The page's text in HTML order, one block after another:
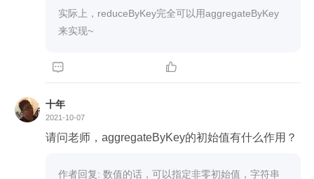
实际上，reduceByKey完全可以用aggregateByKey
来实现~
 
十年
2021-10-07
请问老师，aggregateByKey的初始值有什么作用？
作者回复: 数值的话，可以指定非零初始值，字符串